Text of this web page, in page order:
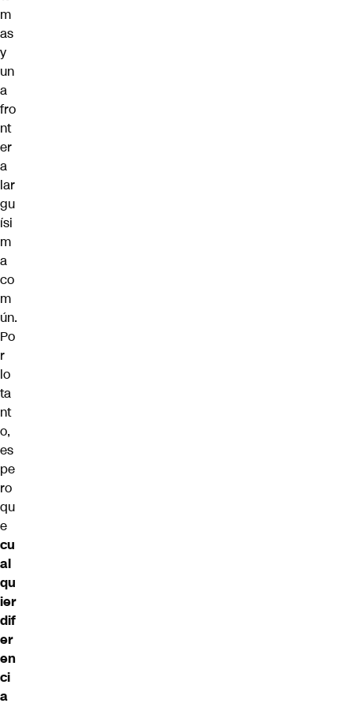
m
as
y
un
a
fro
nt
er
a
lar
gu
ísi
m
a
co
m
ún.
Po
r
lo
ta
nt
o,
es
pe
ro
qu
e
cu
al
qu
ier
dif
er
en
ci
a